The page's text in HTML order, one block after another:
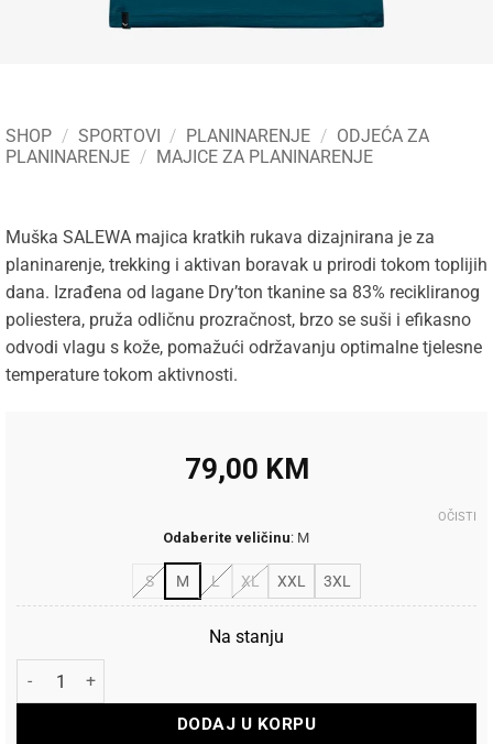
SHOP / SPORTOVI / PLANINARENJE / ODJEĆA ZA
PLANINARENJE / MAJICE ZA PLANINARENJE
Muška SALEWA majica kratkih rukava dizajnirana je za
planinarenje, trekking i aktivan boravak u prirodi tokom toplijih
dana. Izrađena od lagane Dry’ton tkanine sa 83% recikliranog
poliestera, pruža odličnu prozračnost, brzo se suši i efikasno
odvodi vlagu s kože, pomažući održavanju optimalne tjelesne
temperature tokom aktivnosti.
79,00 KM
Odaberite veličinu: M
S M L XL XXL 3XL
OČISTI
Na stanju
Salewa Majica Puez Sporty Dry količina
DODAJ U KORPU